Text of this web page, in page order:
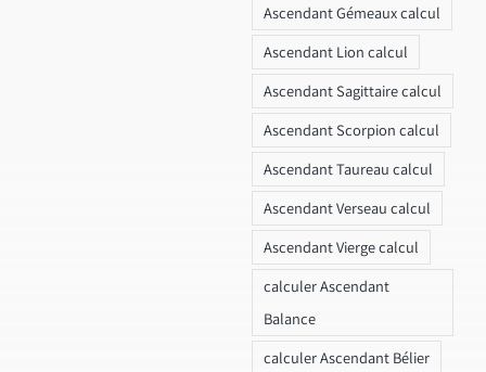
Ascendant Gémeaux calcul
Ascendant Lion calcul
Ascendant Sagittaire calcul
Ascendant Scorpion calcul
Ascendant Taureau calcul
Ascendant Verseau calcul
Ascendant Vierge calcul
calculer Ascendant
Balance
calculer Ascendant Bélier